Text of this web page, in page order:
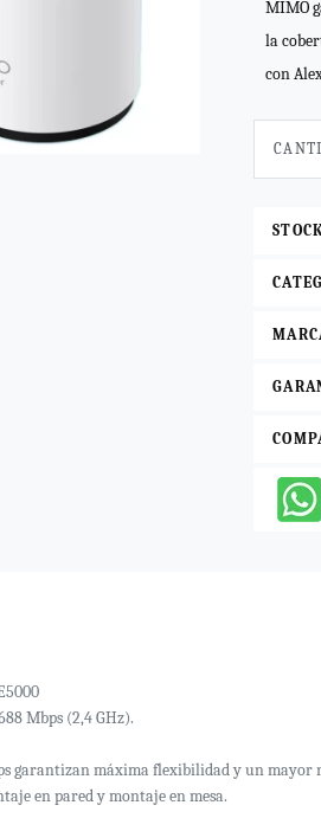
MIMO
la
con
Mbps (2,4 GHz).
garantizan máxima flexibilidad y un
en pared y montaje en mesa.